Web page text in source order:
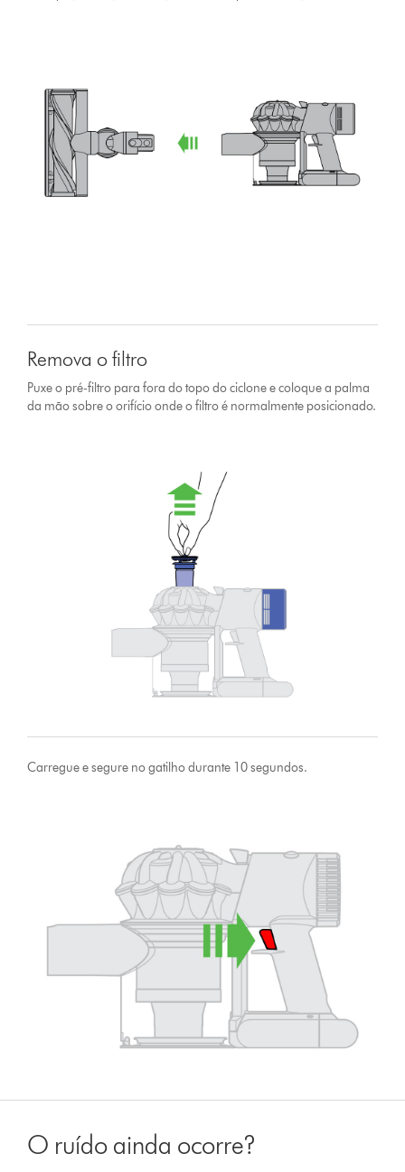
Remova o filtro
Puxe o pré-filtro para fora do topo do ciclone e coloque a palma
da mão sobre o orifício onde o filtro é normalmente posicionado.
Carregue e segure no gatilho durante 10 segundos.
O ruído ainda ocorre?